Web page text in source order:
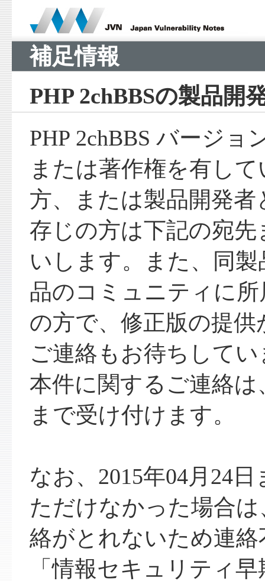
補足情報
PHP 2chBBSの製品開
PHP 2chBBS バージョ
または著作権を有し
方、または製品開発
存じの方は下記の宛
いします。また、同
品のコミュニティに
の方で、修正版の提
ご連絡もお待ちしてい
本件に関するご連絡は
まで受け付けます。
なお、2015年04月24
ただけなかった場合
絡がとれないため連
「情報セキュリティ